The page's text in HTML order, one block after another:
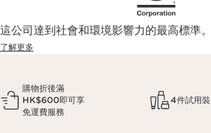
這公司達到社會和環境影響力的最高標準。
了解更多
購物折後滿
HK$600即可享
免運費服務
4件試用裝